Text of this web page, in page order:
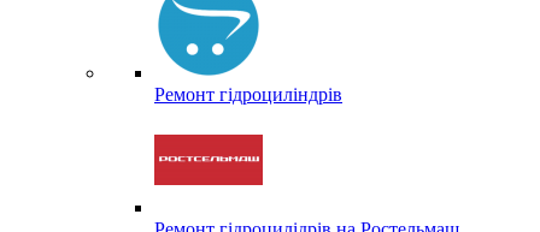
Ремонт гідроциліндрів